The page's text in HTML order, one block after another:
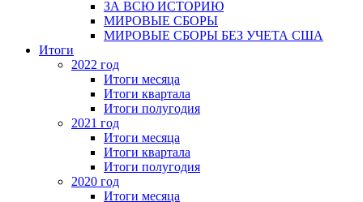
ЗА ВСЮ ИСТОРИЮ
МИРОВЫЕ СБОРЫ
МИРОВЫЕ СБОРЫ БЕЗ УЧЕТА США
Итоги
2022 год
Итоги месяца
Итоги квартала
Итоги полугодия
2021 год
Итоги месяца
Итоги квартала
Итоги полугодия
2020 год
Итоги месяца